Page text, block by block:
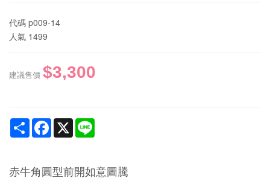
代碼 p009-14
人氣 1499
建議售價 $3,300
ShareFacebook
X
赤牛角圓型前開如意圖騰